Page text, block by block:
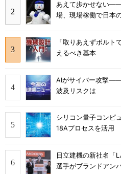
あえて歩かせない
場、現場稼働で日本
「取りあえずボル
えるべき基本
AIがサイバー攻撃
波及リスクは
シリコン量子コンピ
18Aプロセスを活用
日立建機の新社名「
選手がブランドアン